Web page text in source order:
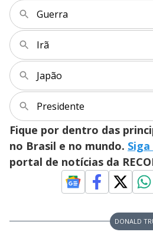
y
V
i
d
e
o
u
o
Guerra
Irã
Japão
Presidente
Fique por dentro das
no Brasil e no mundo.
portal de notícias da
DONALD